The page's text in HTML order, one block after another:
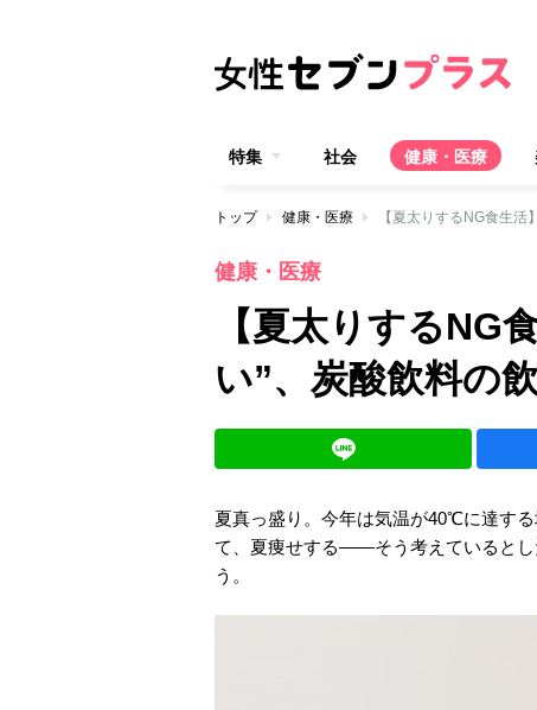
特集 社会 健康・医療
トップ 健康・医療 【夏太りするNG食生活
健康・医療
【夏太りするNG
い”、炭酸飲料の
夏真っ盛り。今年は気温が40℃に達す
て、夏痩せする――そう考えているとし
う。